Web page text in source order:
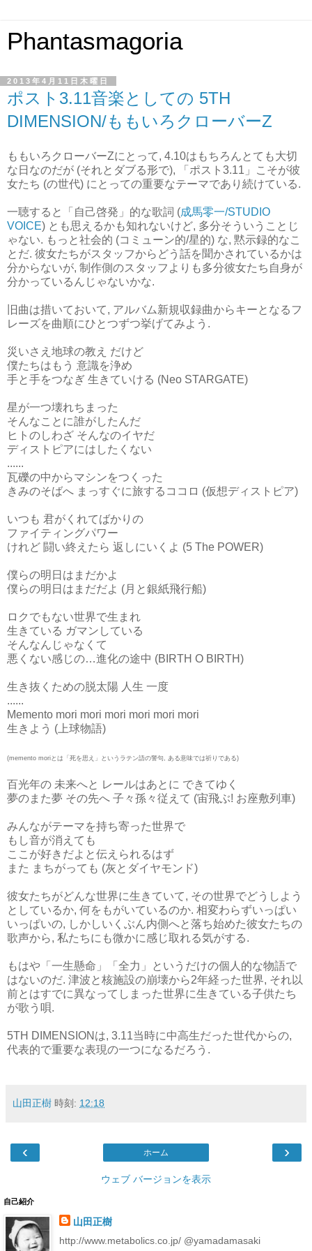
Phantasmagoria
2013年4月11日木曜日
ポスト3.11音楽としての 5TH
DIMENSION/ももいろクローバーZ
ももいろクローバーZにとって, 4.10はもちろんとても大切
な日なのだが (それとダブる形で), 「ポスト3.11」こそが彼
女たち (の世代) にとっての重要なテーマであり続けている.
一聴すると「自己啓発」的な歌詞 (成馬零一/STUDIO
VOICE) とも思えるかも知れないけど, 多分そういうことじ
ゃない. もっと社会的 (コミューン的/星的) な, 黙示録的なこ
とだ. 彼女たちがスタッフからどう話を聞かされているかは
分からないが, 制作側のスタッフよりも多分彼女たち自身が
分かっているんじゃないかな.
旧曲は措いておいて, アルバム新規収録曲からキーとなるフ
レーズを曲順にひとつずつ挙げてみよう.
災いさえ地球の教え だけど
僕たちはもう 意識を浄め
手と手をつなぎ 生きていける (Neo STARGATE)
星が一つ壊れちまった
そんなことに誰がしたんだ
ヒトのしわざ そんなのイヤだ
ディストピアにはしたくない
......
瓦礫の中からマシンをつくった
きみのそばへ まっすぐに旅するココロ (仮想ディストピア)
いつも 君がくれてばかりの
ファイティングパワー
けれど 闘い終えたら 返しにいくよ (5 The POWER)
僕らの明日はまだかよ
僕らの明日はまだだよ (月と銀紙飛行船)
ロクでもない世界で生まれ
生きている ガマンしている
そんなんじゃなくて
悪くない感じの…進化の途中 (BIRTH O BIRTH)
生き抜くための脱太陽 人生 一度
......
Memento mori mori mori mori mori mori
生きよう (上球物語)
(memento moriとは「死を思え」というラテン語の警句, ある意味では祈りである)
百光年の 未来へと レールはあとに できてゆく
夢のまた夢 その先へ 子々孫々従えて (宙飛ぶ! お座敷列車)
みんながテーマを持ち寄った世界で
もし音が消えても
ここが好きだよと伝えられるはず
また まちがっても (灰とダイヤモンド)
彼女たちがどんな世界に生きていて, その世界でどうしよう
としているか, 何をもがいているのか. 相変わらずいっぱい
いっぱいの, しかしいくぶん内側へと落ち始めた彼女たちの
歌声から, 私たちにも微かに感じ取れる気がする.
もはや「一生懸命」「全力」というだけの個人的な物語で
はないのだ. 津波と核施設の崩壊から2年経った世界, それ以
前とはすでに異なってしまった世界に生きている子供たち
が歌う唄.
5TH DIMENSIONは, 3.11当時に中高生だった世代からの,
代表的で重要な表現の一つになるだろう.
山田正樹 時刻: 12:18
‹ ›
ホーム
ウェブ バージョンを表示
自己紹介
山田正樹
http://www.metabolics.co.jp/ @yamadamasaki